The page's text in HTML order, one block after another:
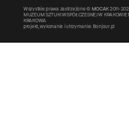
Wszystkie prawa zastrzeżone © MOCAK 2011-
MUZEUM SZTUKI WSPÓŁCZESNEJ W
KRAKOWA
projekt, wykonanie i utrzymanie: Bonjour.pl